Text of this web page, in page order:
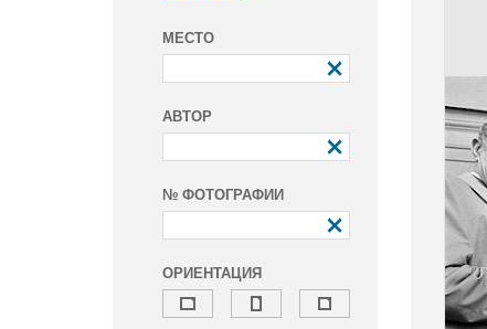
МЕСТО
АВТОР
№ ФОТОГРАФИИ
ОРИЕНТАЦИЯ